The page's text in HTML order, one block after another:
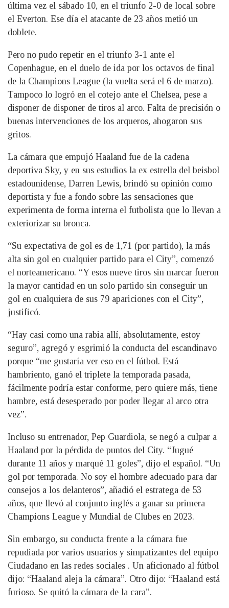
última vez el sábado 10, en el triunfo 2-0 de local sobre
el Everton. Ese día el atacante de 23 años metió un
doblete.
Pero no pudo repetir en el triunfo 3-1 ante el
Copenhague, en el duelo de ida por los octavos de final
de la Champions League (la vuelta será el 6 de marzo).
Tampoco lo logró en el cotejo ante el Chelsea, pese a
disponer de disponer de tiros al arco. Falta de precisión o
buenas intervenciones de los arqueros, ahogaron sus
gritos.
La cámara que empujó Haaland fue de la cadena
deportiva Sky, y en sus estudios la ex estrella del beisbol
estadounidense, Darren Lewis, brindó su opinión como
deportista y fue a fondo sobre las sensaciones que
experimenta de forma interna el futbolista que lo llevan a
exteriorizar su bronca.
“Su expectativa de gol es de 1,71 (por partido), la más
alta sin gol en cualquier partido para el City”, comenzó
el norteamericano. “Y esos nueve tiros sin marcar fueron
la mayor cantidad en un solo partido sin conseguir un
gol en cualquiera de sus 79 apariciones con el City”,
justificó.
“Hay casi como una rabia allí, absolutamente, estoy
seguro”, agregó y esgrimió la conducta del escandinavo
porque “me gustaría ver eso en el fútbol. Está
hambriento, ganó el triplete la temporada pasada,
fácilmente podría estar conforme, pero quiere más, tiene
hambre, está desesperado por poder llegar al arco otra
vez”.
Incluso su entrenador, Pep Guardiola, se negó a culpar a
Haaland por la pérdida de puntos del City. “Jugué
durante 11 años y marqué 11 goles”, dijo el español. “Un
gol por temporada. No soy el hombre adecuado para dar
consejos a los delanteros”, añadió el estratega de 53
años, que llevó al conjunto inglés a ganar su primera
Champions League y Mundial de Clubes en 2023.
Sin embargo, su conducta frente a la cámara fue
repudiada por varios usuarios y simpatizantes del equipo
Ciudadano en las redes sociales . Un aficionado al fútbol
dijo: “Haaland aleja la cámara”. Otro dijo: “Haaland está
furioso. Se quitó la cámara de la cara”.